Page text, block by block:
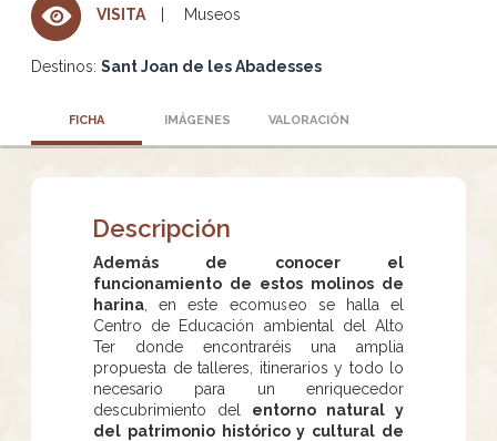
VISITA Museos
Destinos: Sant Joan de les Abadesses
FICHA IMÁGENES VALORACIÓN
Descripción
Además de conocer el
funcionamiento de estos molinos de
harina , en este ecomuseo se halla el
Centro de Educación ambiental del Alto
Ter donde encontraréis una amplia
propuesta de talleres, itinerarios y todo lo
necesario para un enriquecedor
descubrimiento del entorno natural y
del patrimonio histórico y cultural de